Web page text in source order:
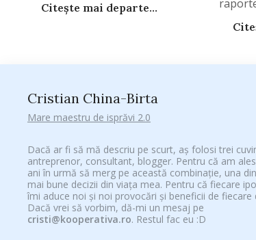
Citește mai departe...
Cristian China-Birta
Mare maestru de isprăvi 2.0
Dacă ar fi să mă descriu pe scurt, aș folosi trei
antreprenor, consultant, blogger. Pentru că am
ani în urmă să merg pe această combinație, una
mai bune decizii din viața mea. Pentru că fiecare
îmi aduce noi și noi provocări și beneficii de fiecare
Dacă vrei să vorbim, dă-mi un mesaj pe
cristi@kooperativa.ro. Restul fac eu :D